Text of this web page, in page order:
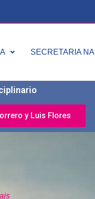
SECRETARIA
y Luis Flores